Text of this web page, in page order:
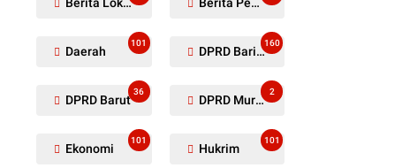
Daerah
101
DPRD Barito Utara
160
DPRD Barut
36
DPRD Murung Raya
2
Ekonomi
101
Hukrim
101